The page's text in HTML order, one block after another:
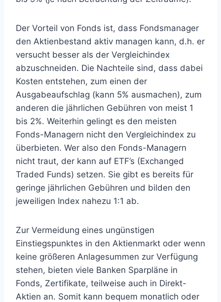
Der Vorteil von Fonds ist, dass Fondsmanager
den Aktienbestand aktiv managen kann, d.h. er
versucht besser als der Vergleichindex
abzuschneiden. Die Nachteile sind, dass dabei
Kosten entstehen, zum einen der
Ausgabeaufschlag (kann 5% ausmachen), zum
anderen die jährlichen Gebühren von meist 1
bis 2%. Weiterhin gelingt es den meisten
Fonds-Managern nicht den Vergleichindex zu
überbieten. Wer also den Fonds-Managern
nicht traut, der kann auf ETF’s (Exchanged
Traded Funds) setzen. Sie gibt es bereits für
geringe jährlichen Gebühren und bilden den
jeweiligen Index nahezu 1:1 ab.
Zur Vermeidung eines ungünstigen
Einstiegspunktes in den Aktienmarkt oder wenn
keine größeren Anlagesummen zur Verfügung
stehen, bieten viele Banken Sparpläne in
Fonds, Zertifikate, teilweise auch in Direkt-
Aktien an. Somit kann bequem monatlich oder